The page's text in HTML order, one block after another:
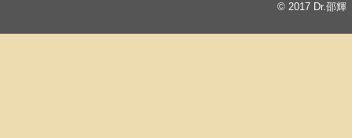
© 2017 Dr.邵